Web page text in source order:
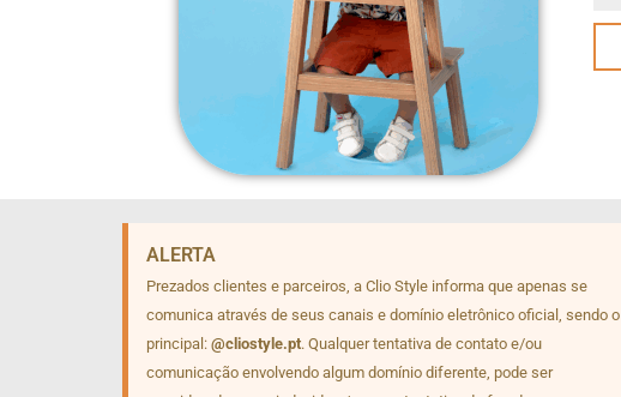
ALERTA
Prezados clientes e parceiros, a Clio Style informa que apenas se
comunica através de seus canais e domínio eletrônico oficial, sendo o
principal: @cliostyle.pt. Qualquer tentativa de contato e/ou
comunicação envolvendo algum domínio diferente, pode ser